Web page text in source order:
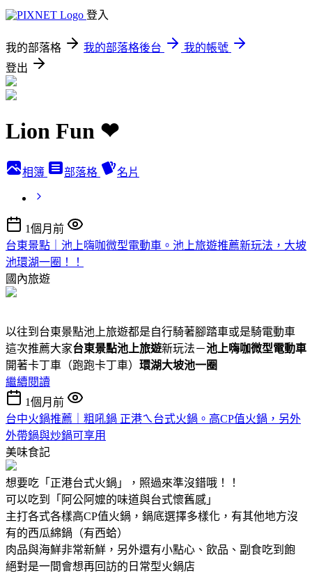
登入
我的部落格 我的部落格後台
我的帳號
登出
Lion Fun ❤
相簿 部落格 名片
1個月前
台東景點｜池上嗨咖微型電動車。池上旅遊推薦新玩法，大坡
池環湖一圈！！
國內旅遊
以往到台東景點池上旅遊都是自行騎著腳踏車或是騎電動車
這次推薦大家台東景點池上旅遊新玩法－池上嗨咖微型電動車
開著卡丁車（跑跑卡丁車） 環湖大坡池一圈
繼續閱讀
1個月前
台中火鍋推薦｜粗吼鍋 正港ㄟ台式火鍋。高CP值火鍋，另外
外帶鍋與炒鍋可享用
美味食記
想要吃「正港台式火鍋」，照過來準沒錯哦！！
可以吃到「阿公阿嬤的味道與台式懷舊感」
主打各式各樣高CP值火鍋，鍋底選擇多樣化，有其他地方沒
有的西瓜綿鍋（有西蛤）
肉品與海鮮非常新鮮，另外還有小點心、飲品、副食吃到飽
絕對是一間會想再回訪的日常型火鍋店